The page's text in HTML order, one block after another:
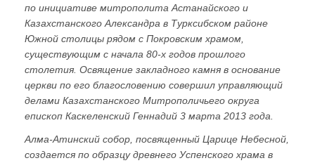
по инициативе митрополита Астанайского и
Казахстанского Александра в Турксибском районе
Южной столицы рядом с Покровским храмом,
существующим с начала 80-х годов прошлого
столетия. Освящение закладного камня в основание
церкви по его благословению совершил управляющий
делами Казахстанского Митрополичьего округа
епископ Каскеленский Геннадий 3 марта 2013 года.
Алма-Атинский cобор, посвященный Царице Небесной,
создается по образцу древнего Успенского храма в